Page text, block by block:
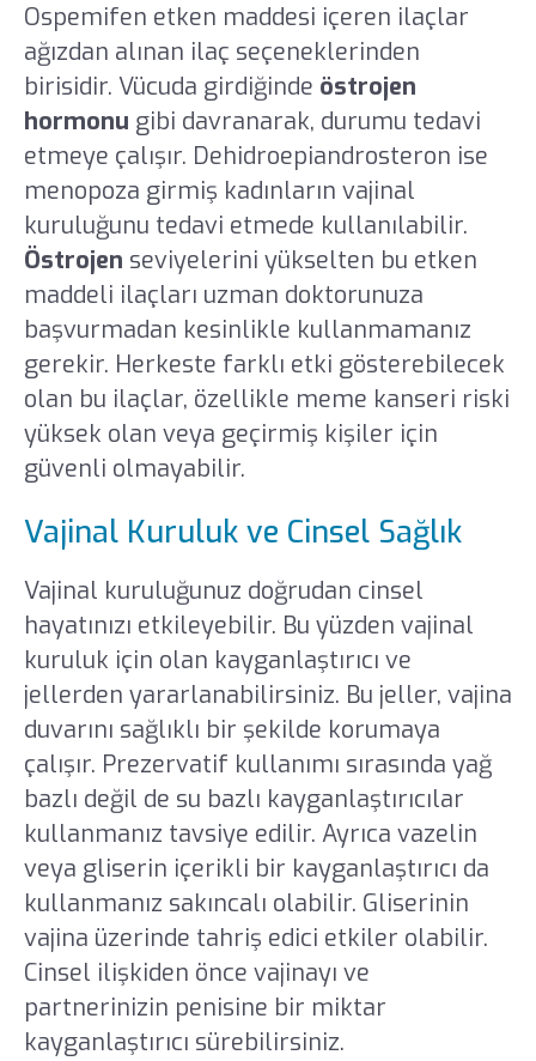
Ospemifen etken maddesi içeren ilaçlar
ağızdan alınan ilaç seçeneklerinden
birisidir. Vücuda girdiğinde östrojen
hormonu gibi davranarak, durumu tedavi
etmeye çalışır. Dehidroepiandrosteron ise
menopoza girmiş kadınların vajinal
kuruluğunu tedavi etmede kullanılabilir.
Östrojen seviyelerini yükselten bu etken
maddeli ilaçları uzman doktorunuza
başvurmadan kesinlikle kullanmamanız
gerekir. Herkeste farklı etki gösterebilecek
olan bu ilaçlar, özellikle meme kanseri riski
yüksek olan veya geçirmiş kişiler için
güvenli olmayabilir.
Vajinal Kuruluk ve Cinsel Sağlık
Vajinal kuruluğunuz doğrudan cinsel
hayatınızı etkileyebilir. Bu yüzden vajinal
kuruluk için olan kayganlaştırıcı ve
jellerden yararlanabilirsiniz. Bu jeller, vajina
duvarını sağlıklı bir şekilde korumaya
çalışır. Prezervatif kullanımı sırasında yağ
bazlı değil de su bazlı kayganlaştırıcılar
kullanmanız tavsiye edilir. Ayrıca vazelin
veya gliserin içerikli bir kayganlaştırıcı da
kullanmanız sakıncalı olabilir. Gliserinin
vajina üzerinde tahriş edici etkiler olabilir.
Cinsel ilişkiden önce vajinayı ve
partnerinizin penisine bir miktar
kayganlaştırıcı sürebilirsiniz.